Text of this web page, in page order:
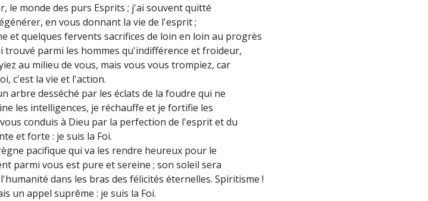
le monde des purs Esprits ; j'ai souvent quitté
en vous donnant la vie de l'esprit ;
et quelques fervents sacrifices de loin en loin au progrès
trouvé parmi les hommes qu'indifférence et froideur,
au milieu de vous, mais vous vous trompiez, car
c'est la vie et l'action.
arbre desséché par les éclats de la foudre qui ne
les intelligences, je réchauffe et je fortifie les
conduis à Dieu par la perfection de l'esprit et du
et forte : je suis la Foi.
pacifique qui va les rendre heureux pour le
parmi vous est pure et sereine ; son soleil sera
dans les bras des félicités éternelles. Spiritisme !
un appel suprême : je suis la Foi.